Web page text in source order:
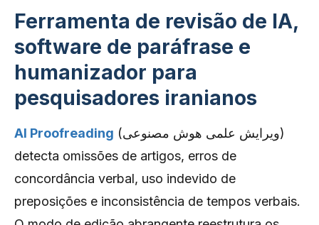
Ferramenta de revisão de IA,
software de paráfrase e
humanizador para
pesquisadores iranianos
AI Proofreading (ویرایش علمی هوش مصنوعی)
detecta omissões de artigos, erros de
concordância verbal, uso indevido de
preposições e inconsistência de tempos verbais.